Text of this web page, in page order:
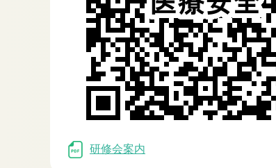
研修会案内